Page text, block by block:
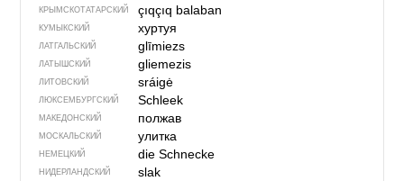
КРЫМСКО­ТАТАРСКИЙ çıqçıq balaban
КУМЫКСКИЙ хуртуя
ЛАТГАЛЬСКИЙ glīmiezs
ЛАТЫШСКИЙ gliemezis
ЛИТОВСКИЙ sráigė
ЛЮКСЕМБУРГСКИЙ Schleek
МАКЕДОНСКИЙ полжав
МОСКАЛЬСКИЙ улитка
НЕМЕЦКИЙ die Schnecke
НИДЕРЛАНДСКИЙ slak